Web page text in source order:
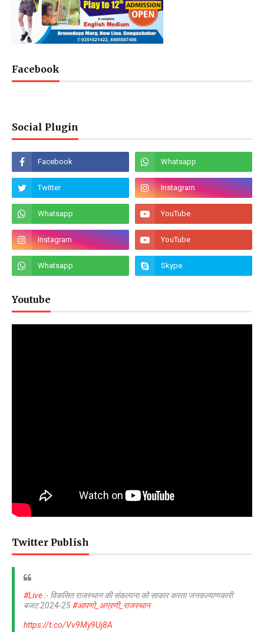
Facebook
Social Plugin
Youtube
Twitter Publish
#Live :- विकसित राजस्थान की संकल्पना को साकार करता जनकल्याणकारी
बजट 2024-25#आपणो_अग्रणी_राजस्थान
https://t.co/Vv9My9Uj8A